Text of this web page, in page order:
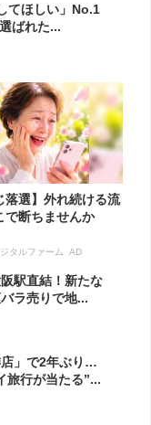
てほしい」No.1
ばれた...
落選】外れ続ける流
で断ちませんか
タルファーム AD
駅直結！新たな
ラ売りで地...
店」で2年ぶり…
旅行が当たる”...